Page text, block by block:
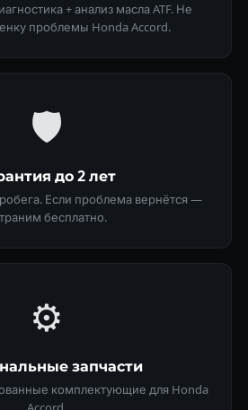
+ анализ масла ATF. Не
проблемы Honda Accord.
🛡
до 2 лет
Если проблема вернётся —
бесплатно.
⚙️
запчасти
комплектующие для Honda